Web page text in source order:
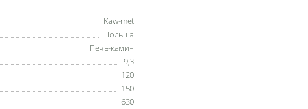
Kaw-met
Польша
Печь-камин
9,3
120
150
630